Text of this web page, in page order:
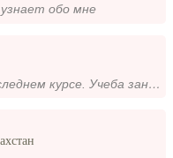
обо мне
Я сейчас учусь на последнем курсе. Учеба занимает много времени, но я стараюсь находить баланс между занятиями и личной...